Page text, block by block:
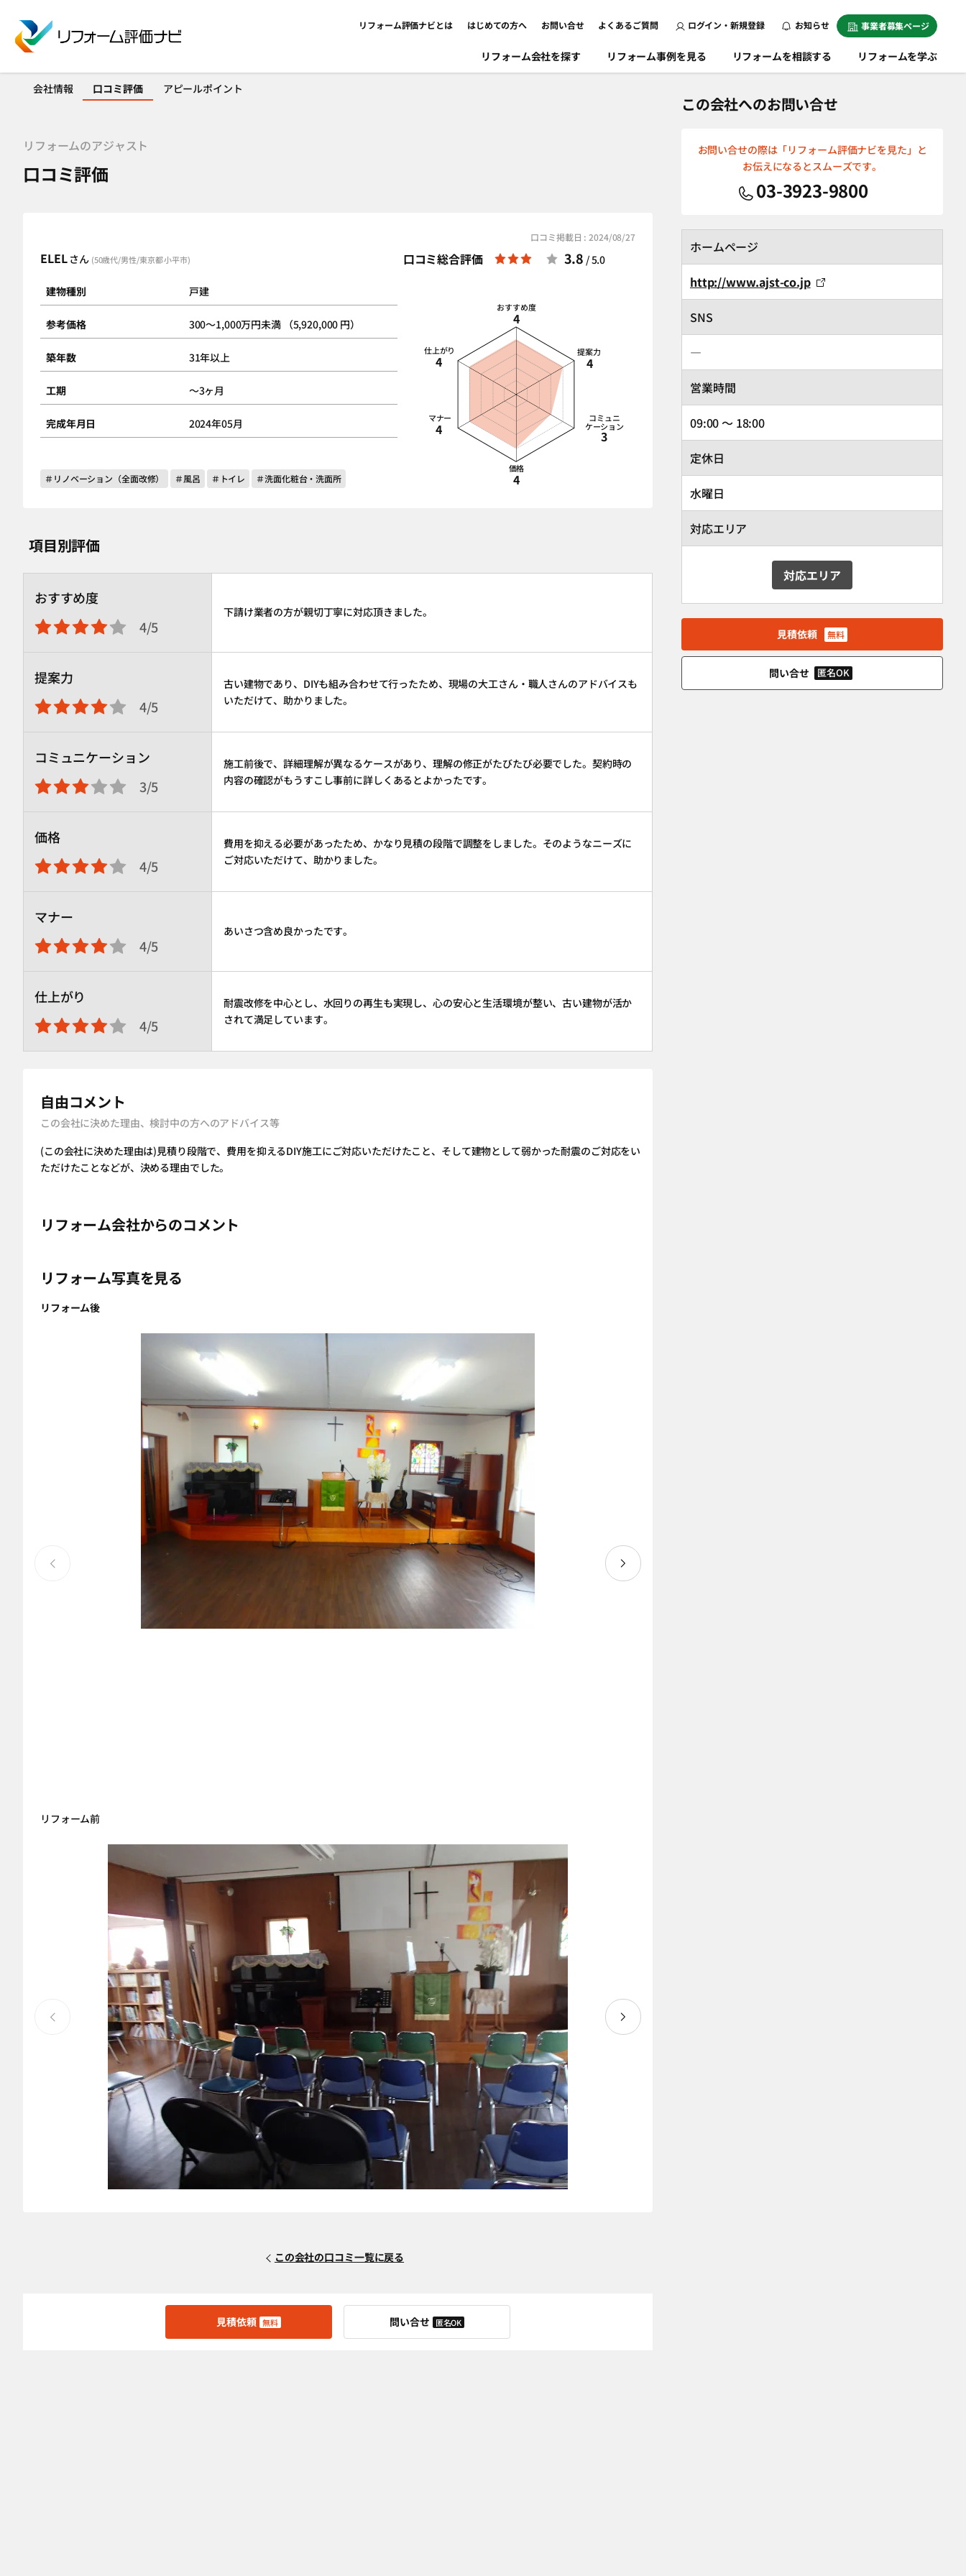
リフォーム評価ナビとは はじめての方へ お問い合せ よくあるご質問 ログイン・新規登録 お知らせ 事業者募集ページ
リフォーム会社を探す リフォーム事例を見る リフォームを相談する リフォームを学ぶ
会社情報 口コミ評価 アピールポイント
リフォームのアジャスト
口コミ評価
口コミ掲載日 : 2024/08/27
ELELさん (50歳代/男性/東京都 小平市)
建物種別 戸建
参考価格 300～1,000万円未満 （5,920,000 円）
築年数 31年以上
工期 ～3ヶ月
完成年月日 2024年05月
＃リノベーション（全面改修） ＃風呂 ＃トイレ ＃洗面化粧台・洗面所
口コミ総合評価 3.8 / 5.0
おすすめ度
4
提案力
4
コミュニ
ケーション
3
価格
4
マナー
4
仕上がり
4
項目別評価
おすすめ度
4/5
下請け業者の方が親切丁寧に対応頂きました。
提案力
4/5
古い建物であり、DIYも組み合わせて行ったため、現場の大工さん・職人さんのアドバイスも
いただけて、助かりました。
コミュニケーション
3/5
施工前後で、詳細理解が異なるケースがあり、理解の修正がたびたび必要でした。契約時の
内容の確認がもうすこし事前に詳しくあるとよかったです。
価格
4/5
費用を抑える必要があったため、かなり見積の段階で調整をしました。そのようなニーズに
ご対応いただけて、助かりました。
マナー
4/5
あいさつ含め良かったです。
仕上がり
4/5
耐震改修を中心とし、水回りの再生も実現し、心の安心と生活環境が整い、古い建物が活か
されて満足しています。
自由コメント
この会社に決めた理由、検討中の方へのアドバイス等
(この会社に決めた理由は)見積り段階で、費用を抑えるDIY施工にご対応いただけたこと、そして建物として弱かった耐震のご対応をい
ただけたことなどが、決める理由でした。
リフォーム会社からのコメント
リフォーム写真を見る
リフォーム後
リフォーム前
この会社の口コミ一覧に戻る
見積依頼 無料 問い合せ 匿名OK
この会社へのお問い合せ
お問い合せの際は「リフォーム評価ナビを見た」と
お伝えになるとスムーズです。
03-3923-9800
ホームページ
http://www.ajst-co.jp
SNS
―
営業時間
09:00 ～ 18:00
定休日
水曜日
対応エリア
対応エリア
見積依頼 無料
問い合せ 匿名OK